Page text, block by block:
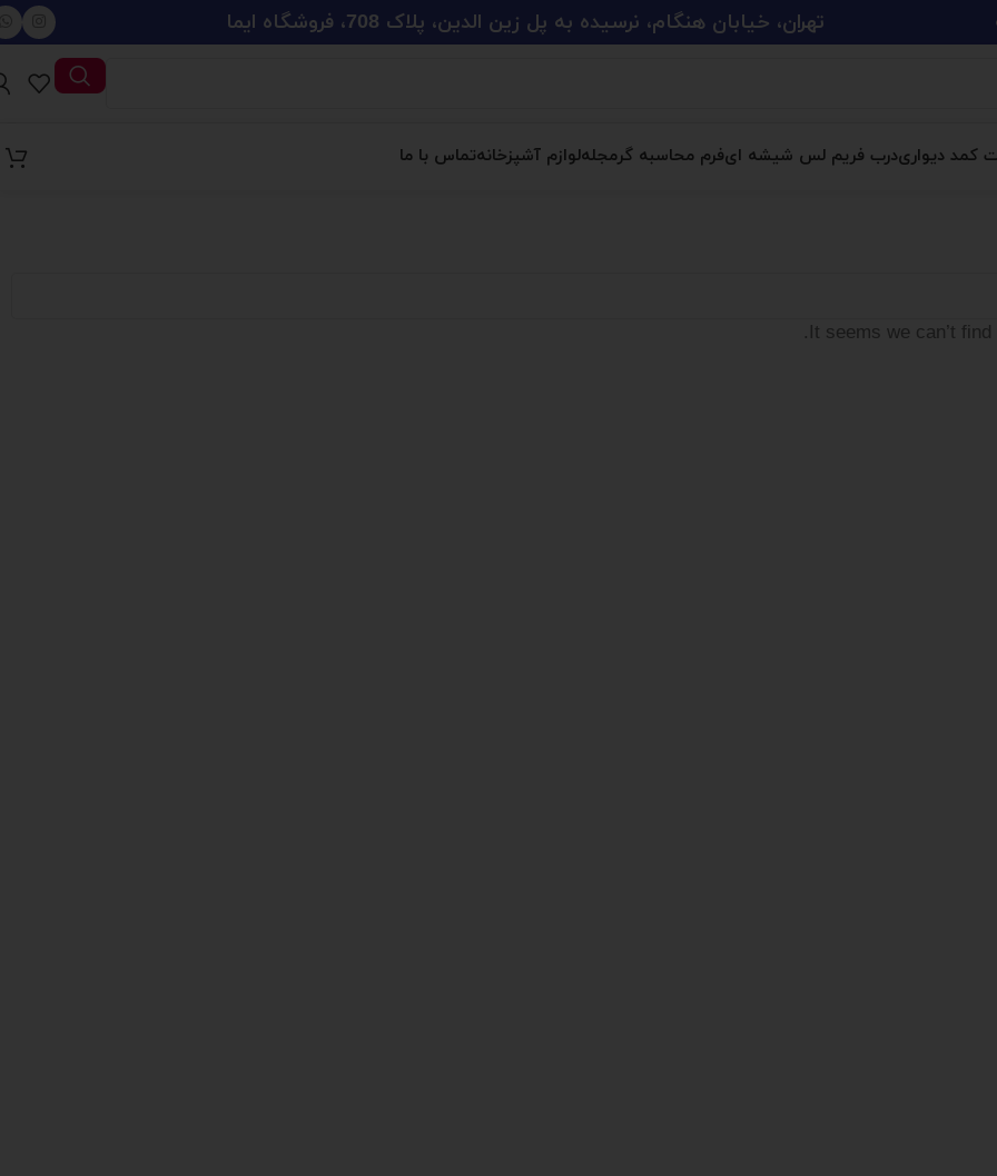
تهران، خیابان هنگام، نرسیده به پل زین الدین، پلاک 708، فروشگاه ایما
کمد دیواریدرب فریم لس شیشه ایفرم محاسبه گرمجلهلوازم آشپزخانهتماس با ما
It seems we can’t